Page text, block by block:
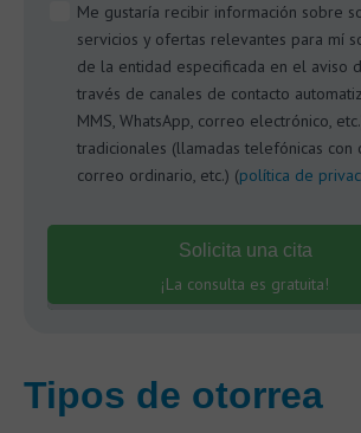
Me gustaría recibir información sobre
servicios y ofertas relevantes para mí
de la entidad especificada en el aviso
través de canales de contacto
MMS, WhatsApp, correo electrónico,
tradicionales (llamadas telefónicas con
correo ordinario, etc.) (política de
Solicita una cita
¡La consulta es gratuita!
Tipos de otorrea